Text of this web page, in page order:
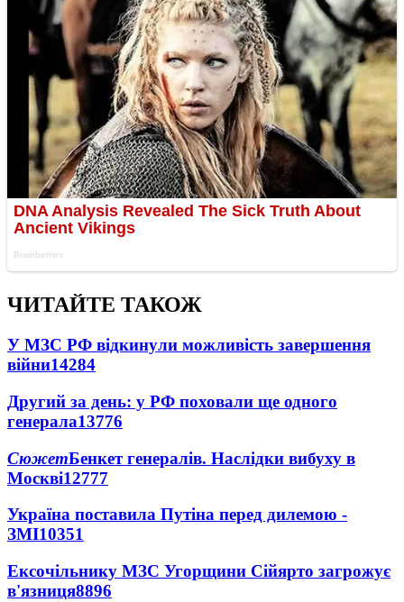
ЧИТАЙТЕ ТАКОЖ
У МЗС РФ відкинули можливість завершення
війни14284
Другий за день: у РФ поховали ще одного
генерала13776
СюжетБенкет генералів. Наслідки вибуху в
Москві12777
Україна поставила Путіна перед дилемою -
ЗМІ10351
Ексочільнику МЗС Угорщини Сійярто загрожує
в'язниця8896